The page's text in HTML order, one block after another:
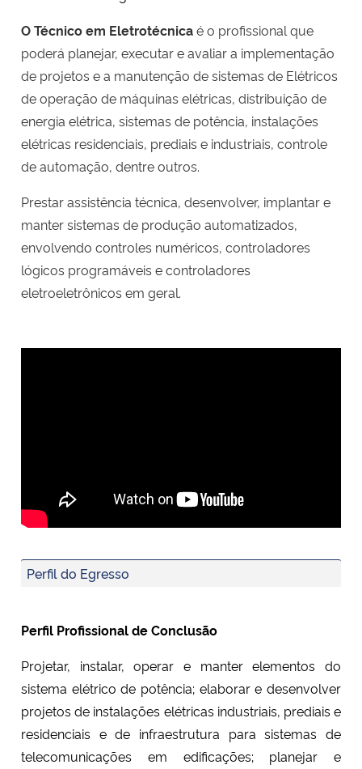
O Técnico em Eletrotécnicaé o profissional que
poderá planejar, executar e avaliar a implementação
de projetos e a manutenção de sistemas de Elétricos
de operação de máquinas elétricas, distribuição de
energia elétrica, sistemas de potência, instalações
elétricas residenciais, prediais e industriais, controle
de automação, dentre outros.
Prestar assistência técnica, desenvolver, implantar e
manter sistemas de produção automatizados,
envolvendo controles numéricos, controladores
lógicos programáveis e controladores
eletroeletrônicos em geral.
Perfil do Egresso
Perfil Profissional de Conclusão
Projetar, instalar, operar e manter elementos do
sistema elétrico de potência; elaborar e desenvolver
projetos de instalações elétricas industriais, prediais e
residenciais e de infraestrutura para sistemas de
telecomunicações em edificações; planejar e